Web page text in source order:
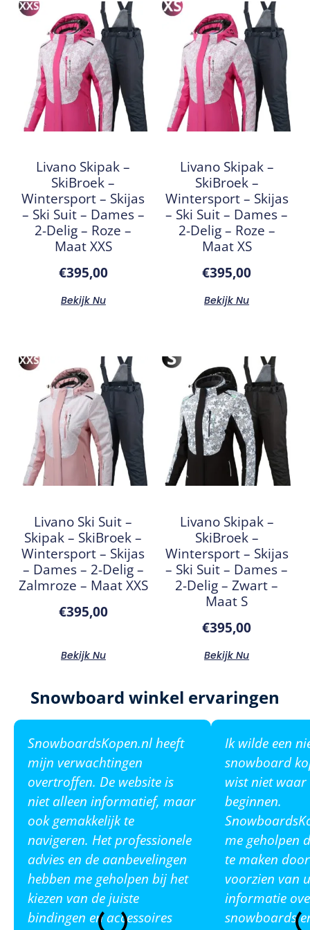
Livano Skipak –
SkiBroek –
Wintersport – Skijas
– Ski Suit – Dames –
2-Delig – Roze –
Maat XXS
€395,00
Bekijk Nu
Livano Skipak –
SkiBroek –
Wintersport – Skijas
– Ski Suit – Dames –
2-Delig – Roze –
Maat XS
€395,00
Bekijk Nu
Livano Ski Suit –
Skipak – SkiBroek –
Wintersport – Skijas
– Dames – 2-Delig –
Zalmroze – Maat XXS
€395,00
Bekijk Nu
Livano Skipak –
SkiBroek –
Wintersport – Skijas
– Ski Suit – Dames –
2-Delig – Zwart –
Maat S
€395,00
Bekijk Nu
Snowboard winkel ervaringen
SnowboardsKopen.nl heeft
mijn verwachtingen
overtroffen. De website is
niet alleen informatief, maar
ook gemakkelijk te
navigeren. Het professionele
advies en de aanbevelingen
hebben me geholpen bij het
kiezen van de juiste
bindingen en accessoires
Ik wilde een
snowboard
wist niet waar
beginnen.
me geholpen
te maken
voorzien van
informatie
snowboards